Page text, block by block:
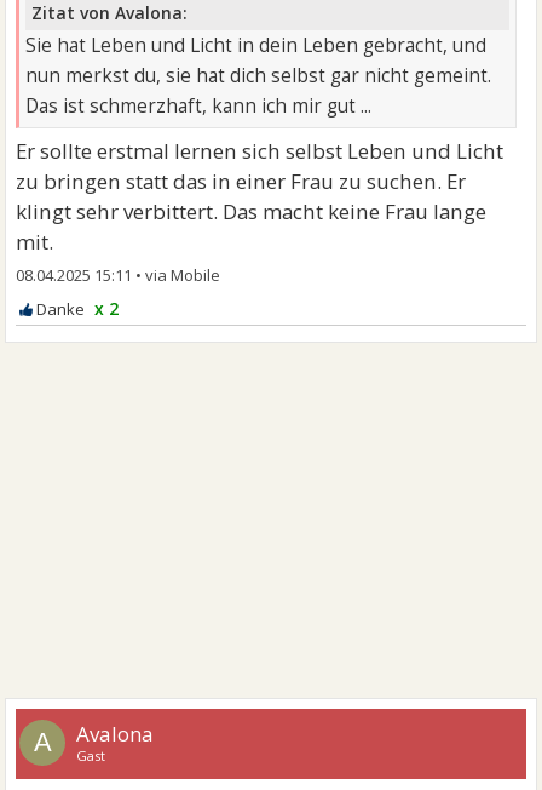
Zitat von Avalona:
Sie hat Leben und Licht in dein Leben gebracht, und
nun merkst du, sie hat dich selbst gar nicht gemeint.
Das ist schmerzhaft, kann ich mir gut ...
Er sollte erstmal lernen sich selbst Leben und Licht
zu bringen statt das in einer Frau zu suchen. Er
klingt sehr verbittert. Das macht keine Frau lange
mit.
08.04.2025 15:11 •
x 2
A Avalona
Gast